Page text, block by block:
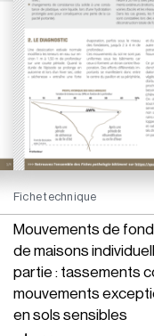
Fiche technique
Mouvements de
de maisons
partie : tassements
mouvements
en sols sensibles